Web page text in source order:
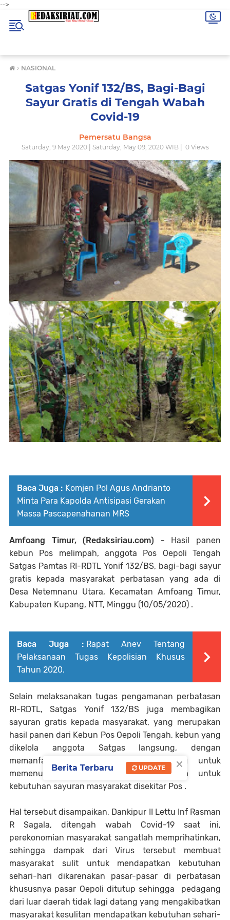
-->
› NASIONAL
Satgas Yonif 132/BS, Bagi-Bagi
Sayur Gratis di Tengah Wabah
Covid-19
Pemersatu Bangsa
Saturday, 9 May 2020 | Saturday, May 09, 2020 WIB | 0Views
Baca Juga : Komjen Pol Agus Andrianto
Minta Para Kapolda Antisipasi Gerakan
Massa Pascapenahanan MRS
Amfoang Timur, (Redaksiriau.com) - Hasil panen
kebun Pos melimpah, anggota Pos Oepoli Tengah
Satgas Pamtas RI-RDTL Yonif 132/BS, bagi-bagi sayur
gratis kepada masyarakat perbatasan yang ada di
Desa Netemnanu Utara, Kecamatan Amfoang Timur,
Kabupaten Kupang, NTT, Minggu (10/05/2020) .
Baca Juga : Rapat Anev Tentang
Pelaksanaan Tugas Kepolisian Khusus
Tahun 2020.
Selain melaksanakan tugas pengamanan perbatasan
RI-RDTL, Satgas Yonif 132/BS juga membagikan
sayuran gratis kepada masyarakat, yang merupakan
hasil panen dari Kebun Pos Oepoli Tengah, kebun yang
dikelola anggota Satgas langsung, dengan
memanfaatkan lahan kosong disamping untuk
memenuhi kebutuhan Pos Sendiri juga untuk
kebutuhan sayuran masyarakat disekitar Pos .
Hal tersebut disampaikan, Dankipur II Lettu Inf Rasman
R Sagala, ditengah wabah Covid-19 saat ini,
perekonomian masyarakat sangatlah memprihatinkan,
sehingga dampak dari Virus tersebut membuat
masyarakat sulit untuk mendapatkan kebutuhan
sehari-hari dikarenakan pasar-pasar di perbatasan
khususnya pasar Oepoli ditutup sehingga pedagang
dari luar daerah tidak lagi datang yang mengakibatkan
masyarakat kesulitan mendapatkan kebutuhan sehari-
×
Berita Terbaru UPDATE